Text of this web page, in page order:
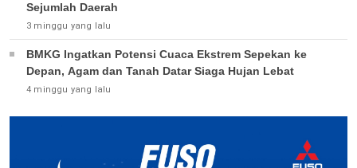
Sejumlah Daerah
3 minggu yang lalu
BMKG Ingatkan Potensi Cuaca Ekstrem Sepekan ke
Depan, Agam dan Tanah Datar Siaga Hujan Lebat
4 minggu yang lalu